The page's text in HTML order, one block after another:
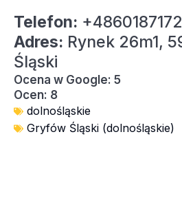
Telefon:
Adres: Rynek 26m1,
Śląski
Ocena w Google: 5
Ocen: 8
dolnośląskie
Gryfów Śląski (dolnośląskie)